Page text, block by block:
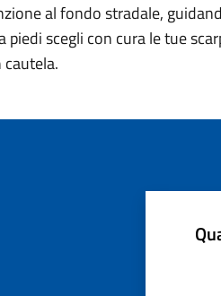
al fondo stradale,
piedi scegli con cura le tue